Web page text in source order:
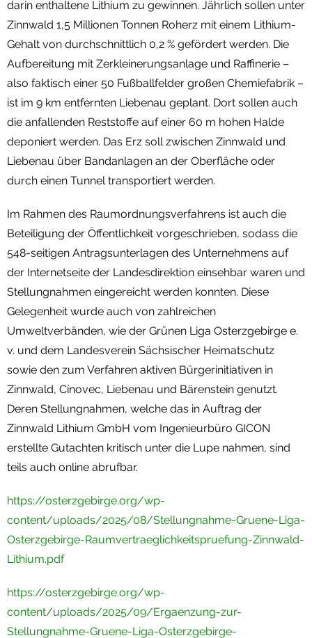
darin enthaltene Lithium zu gewinnen. Jährlich sollen unter
Zinnwald 1,5 Millionen Tonnen Roherz mit einem Lithium-
Gehalt von durchschnittlich 0,2 % gefördert werden. Die
Aufbereitung mit Zerkleinerungsanlage und Raffinerie –
also faktisch einer 50 Fußballfelder großen Chemiefabrik –
ist im 9 km entfernten Liebenau geplant. Dort sollen auch
die anfallenden Reststoffe auf einer 60 m hohen Halde
deponiert werden. Das Erz soll zwischen Zinnwald und
Liebenau über Bandanlagen an der Oberfläche oder
durch einen Tunnel transportiert werden.
Im Rahmen des Raumordnungsverfahrens ist auch die
Beteiligung der Öffentlichkeit vorgeschrieben, sodass die
548-seitigen Antragsunterlagen des Unternehmens auf
der Internetseite der Landesdirektion einsehbar waren und
Stellungnahmen eingereicht werden konnten. Diese
Gelegenheit wurde auch von zahlreichen
Umweltverbänden, wie der Grünen Liga Osterzgebirge e.
v. und dem Landesverein Sächsischer Heimatschutz
sowie den zum Verfahren aktiven Bürgerinitiativen in
Zinnwald, Cínovec, Liebenau und Bärenstein genutzt.
Deren Stellungnahmen, welche das in Auftrag der
Zinnwald Lithium GmbH vom Ingenieurbüro GICON
erstellte Gutachten kritisch unter die Lupe nahmen, sind
teils auch online abrufbar.
https://osterzgebirge.org/wp-
content/uploads/2025/08/Stellungnahme-Gruene-Liga-
Osterzgebirge-Raumvertraeglichkeitspruefung-Zinnwald-
Lithium.pdf
https://osterzgebirge.org/wp-
content/uploads/2025/09/Ergaenzung-zur-
Stellungnahme-Gruene-Liga-Osterzgebirge-